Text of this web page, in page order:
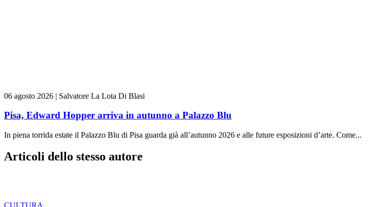
06 agosto 2026 | Salvatore La Lota Di Blasi
Pisa, Edward Hopper arriva in autunno a Palazzo Blu
In piena torrida estate il Palazzo Blu di Pisa guarda già all’autunno 2026 e alle future esposizioni d’arte. Come...
Articoli dello stesso autore
CULTURA